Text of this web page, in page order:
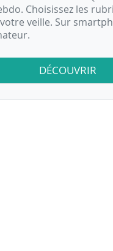
Choisissez les
veille. Sur
DÉCOUVRIR